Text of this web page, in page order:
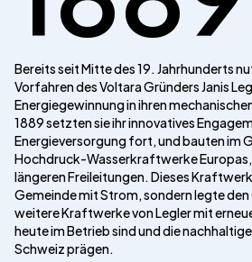
Bereits seit Mitte des 19. Jahrhunderts
Vorfahren des Voltara Gründers Janis
Energiegewinnung in ihren
1889 setzten sie ihr innovatives
Energieversorgung fort, und bauten im
Hochdruck-Wasserkraftwerke Europas,
längeren Freileitungen. Dieses
Gemeinde mit Strom, sondern legte
weitere Kraftwerke von Legler mit
heute im Betrieb sind und die
Schweiz prägen.